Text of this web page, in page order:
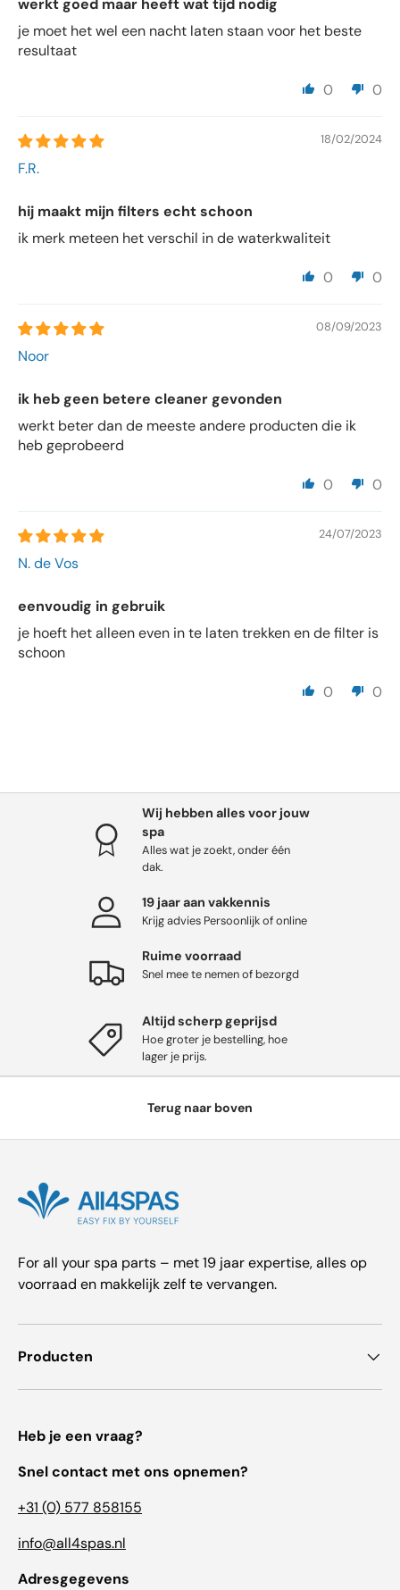
werkt goed maar heeft wat tijd nodig
je moet het wel een nacht laten staan voor het beste
resultaat
0 0
18/02/2024
F.R.
hij maakt mijn filters echt schoon
ik merk meteen het verschil in de waterkwaliteit
0 0
08/09/2023
Noor
ik heb geen betere cleaner gevonden
werkt beter dan de meeste andere producten die ik
heb geprobeerd
0 0
24/07/2023
N. de Vos
eenvoudig in gebruik
je hoeft het alleen even in te laten trekken en de filter is
schoon
0 0
Wij hebben alles voor jouw
spa
Alles wat je zoekt, onder één
dak.
19 jaar aan vakkennis
Krijg advies Persoonlijk of online
Ruime voorraad
Snel mee te nemen of bezorgd
Altijd scherp geprijsd
Hoe groter je bestelling, hoe
lager je prijs.
Terug naar boven
For all your spa parts – met 19 jaar expertise, alles op
voorraad en makkelijk zelf te vervangen.
Producten
Heb je een vraag?
Snel contact met ons opnemen?
+31 (0) 577 858155
info@all4spas.nl
Adresgegevens